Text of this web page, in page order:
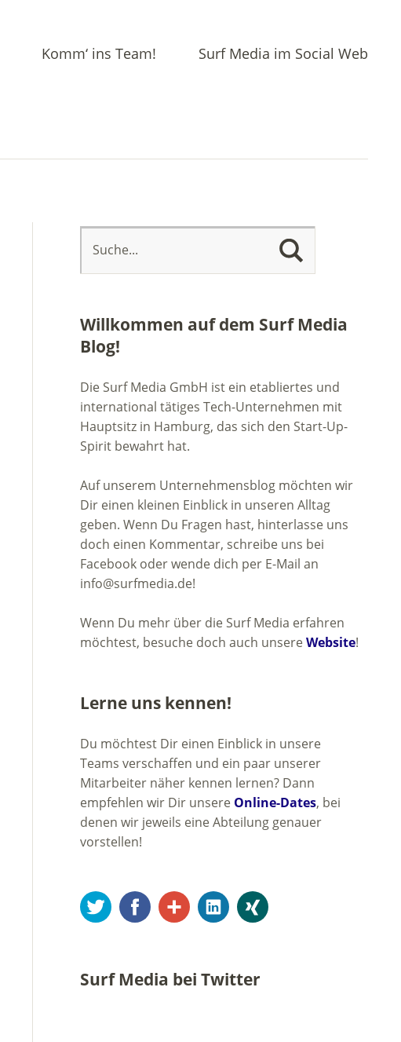
Komm‘ ins Team! Surf Media im Social Web
Willkommen auf dem Surf Media
Blog!
Die Surf Media GmbH ist ein etabliertes und
international tätiges Tech-Unternehmen mit
Hauptsitz in Hamburg, das sich den Start-Up-
Spirit bewahrt hat.
Auf unserem Unternehmensblog möchten wir
Dir einen kleinen Einblick in unseren Alltag
geben. Wenn Du Fragen hast, hinterlasse uns
doch einen Kommentar, schreibe uns bei
Facebook oder wende dich per E-Mail an
info@surfmedia.de!
Wenn Du mehr über die Surf Media erfahren
möchtest, besuche doch auch unsereWebsite!
Lerne uns kennen!
Du möchtest Dir einen Einblick in unsere
Teams verschaffen und ein paar unserer
Mitarbeiter näher kennen lernen? Dann
empfehlen wir Dir unsere Online-Dates, bei
denen wir jeweils eine Abteilung genauer
vorstellen!
TwitterFacebookGoogle+LinkedInXing
Surf Media bei Twitter